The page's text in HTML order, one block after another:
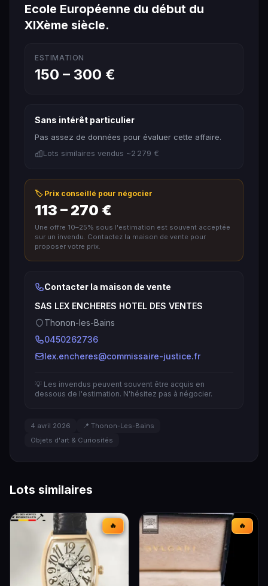
Ecole Européenne du début du
XIXème siècle.
ESTIMATION
150 – 300 €
Sans intérêt particulier
Pas assez de données pour évaluer cette affaire.
Lots similaires vendus ~2 279 €
🏷️ Prix conseillé pour négocier
113 – 270 €
Une offre 10–25% sous l'estimation est souvent acceptée
sur un invendu. Contactez la maison de vente pour
proposer votre prix.
Contacter la maison de vente
SAS LEX ENCHERES HOTEL DES VENTES
Thonon-les-Bains
0450262736
lex.encheres@commissaire-justice.fr
💡 Les invendus peuvent souvent être acquis en
dessous de l'estimation. N'hésitez pas à négocier.
4 avril 2026
📍 Thonon-Les-Bains
Objets d'art & Curiosités
Lots similaires
🔥 🔥